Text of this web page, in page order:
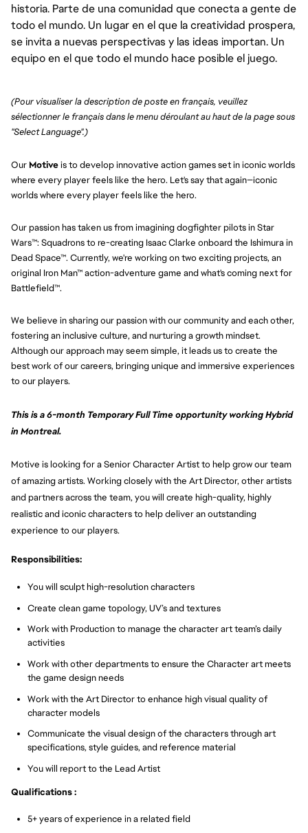
historia. Parte de una comunidad que conecta a gente de
todo el mundo. Un lugar en el que la creatividad prospera,
se invita a nuevas perspectivas y las ideas importan. Un
equipo en el que todo el mundo hace posible el juego.
(Pour visualiser la description de poste en français, veuillez
sélectionner le français dans le menu déroulant au haut de la page sous
"Select Language".)
Our Motiveis to develop innovative action games set in iconic worlds
where every player feels like the hero. Let's say that again—iconic
worlds where every player feels like the hero.
Our passion has taken us from imagining dogfighter pilots in Star
Wars™: Squadrons to re-creating Isaac Clarke onboard the Ishimura in
Dead Space™. Currently, we're working on two exciting projects, an
original Iron Man™ action-adventure game and what's coming next for
Battlefield™.
We believe in sharing our passion with our community and each other,
fostering an inclusive culture, and nurturing a growth mindset.
Although our approach may seem simple, it leads us to create the
best work of our careers, bringing unique and immersive experiences
to our players.
This is a 6-month Temporary Full Time opportunity working Hybrid
in Montreal.
Motive is looking for a Senior Character Artist to help grow our team
of amazing artists. Working closely with the Art Director, other artists
and partners across the team, you will create high-quality, highly
realistic and iconic characters to help deliver an outstanding
experience to our players.
Responsibilities:
You will sculpt high-resolution characters
Create clean game topology, UV’s and textures
Work with Production to manage the character art team’s daily
activities
Work with other departments to ensure the Character art meets
the game design needs
Work with the Art Director to enhance high visual quality of
character models
Communicate the visual design of the characters through art
specifications, style guides, and reference material
You will report to the Lead Artist
Qualifications :
5+ years of experience in a related field